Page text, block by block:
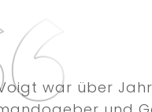
war über